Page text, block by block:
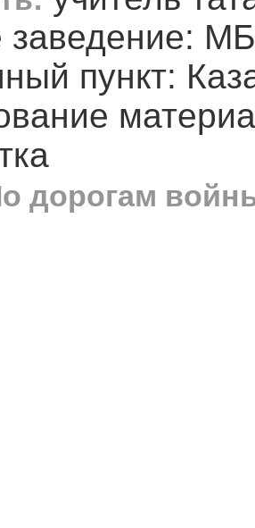
заведение:
пункт:
дорогам